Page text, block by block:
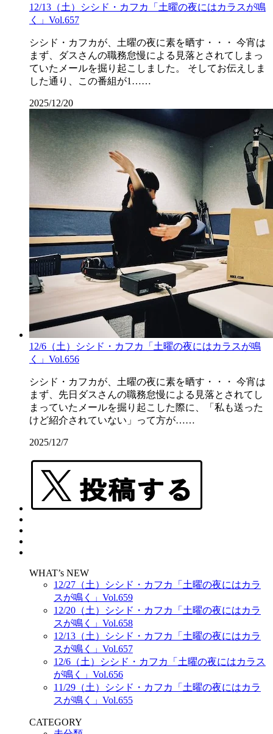
12/13（土）シシド・カフカ「土曜の夜にはカラスが鳴
く」Vol.657
シシド・カフカが、土曜の夜に素を晒す・・・ 今宵は
まず、ダスさんの職務怠慢による見落とされてしまっ
ていたメールを掘り起こしました。 そしてお伝えしま
した通り、この番組が1……
2025/12/20
12/6（土）シシド・カフカ「土曜の夜にはカラスが鳴
く」Vol.656
シシド・カフカが、土曜の夜に素を晒す・・・ 今宵は
まず、先日ダスさんの職務怠慢による見落とされてし
まっていたメールを掘り起こした際に、「私も送った
けど紹介されていない」って方が……
2025/12/7
WHAT’s NEW
12/27（土）シシド・カフカ「土曜の夜にはカラ
スが鳴く」Vol.659
12/20（土）シシド・カフカ「土曜の夜にはカラ
スが鳴く」Vol.658
12/13（土）シシド・カフカ「土曜の夜にはカラ
スが鳴く」Vol.657
12/6（土）シシド・カフカ「土曜の夜にはカラス
が鳴く」Vol.656
11/29（土）シシド・カフカ「土曜の夜にはカラ
スが鳴く」Vol.655
CATEGORY